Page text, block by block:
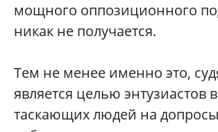
мощного оппозиционного
никак не получается.
Тем не менее именно это,
является целью энтузиастов
таскающих людей на